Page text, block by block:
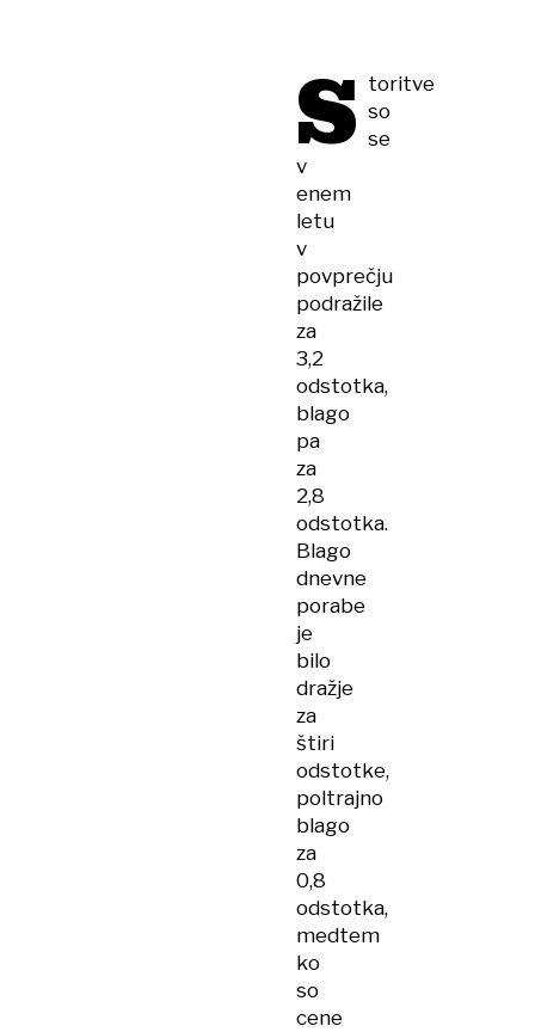
S toritve
so
se
v
enem
letu
v
povprečju
podražile
za
3,2
odstotka,
blago
pa
za
2,8
odstotka.
Blago
dnevne
porabe
je
bilo
dražje
za
štiri
odstotke,
poltrajno
blago
za
0,8
odstotka,
medtem
ko
so
cene